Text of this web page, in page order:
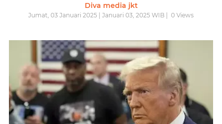
Diva media jkt
Jumat, 03 Januari 2025 | Januari 03, 2025 WIB | 0 Views